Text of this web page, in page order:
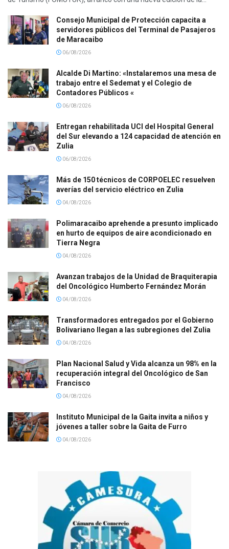
Consejo Municipal de Protección capacita a
servidores públicos del Terminal de Pasajeros
de Maracaibo
06/08/2026
Alcalde Di Martino: «Instalaremos una mesa de
trabajo entre el Sedemat y el Colegio de
Contadores Públicos «
06/08/2026
Entregan rehabilitada UCI del Hospital General
del Sur elevando a 124 capacidad de atención en
Zulia
06/08/2026
Más de 150 técnicos de CORPOELEC resuelven
averías del servicio eléctrico en Zulia
04/08/2026
Polimaracaibo aprehende a presunto implicado
en hurto de equipos de aire acondicionado en
Tierra Negra
04/08/2026
Avanzan trabajos de la Unidad de Braquiterapia
del Oncológico Humberto Fernández Morán
04/08/2026
Transformadores entregados por el Gobierno
Bolivariano llegan a las subregiones del Zulia
04/08/2026
Plan Nacional Salud y Vida alcanza un 98% en la
recuperación integral del Oncológico de San
Francisco
04/08/2026
Instituto Municipal de la Gaita invita a niños y
jóvenes a taller sobre la Gaita de Furro
04/08/2026